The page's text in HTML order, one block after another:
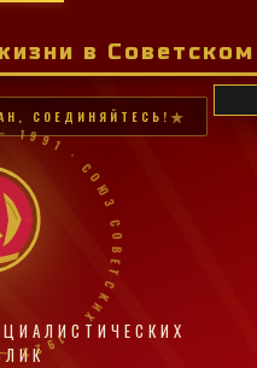
в
СОЕДИНЯЙТЕСЬ!
· 1922 — 1991 ·